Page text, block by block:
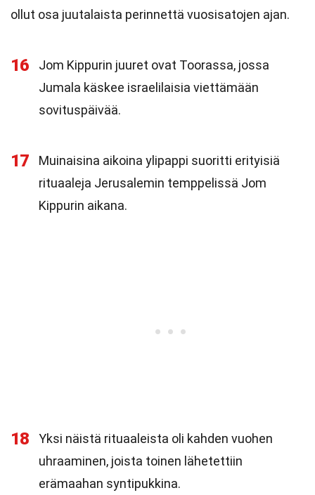
ollut osa juutalaista perinnettä vuosisatojen ajan.
16
Jom Kippurin juuret ovat Toorassa, jossa
Jumala käskee israelilaisia viettämään
sovituspäivää.
17
Muinaisina aikoina ylipappi suoritti erityisiä
rituaaleja Jerusalemin temppelissä Jom
Kippurin aikana.
18
Yksi näistä rituaaleista oli kahden vuohen
uhraaminen, joista toinen lähetettiin
erämaahan syntipukkina.